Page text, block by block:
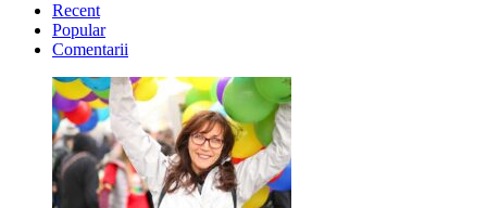
Recent
Popular
Comentarii